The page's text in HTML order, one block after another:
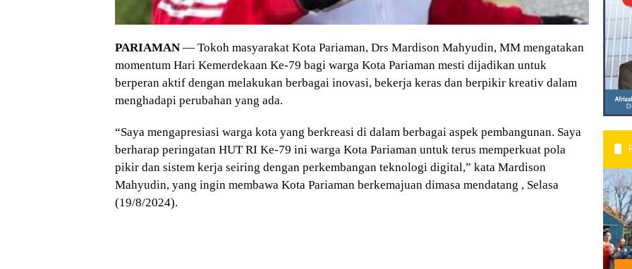
PARIAMAN — Tokoh masyarakat Kota Pariaman, Drs Mardison Mahyudin, MM mengatakan
momentum Hari Kemerdekaan Ke-79 bagi warga Kota Pariaman mesti dijadikan untuk
berperan aktif dengan melakukan berbagai inovasi, bekerja keras dan berpikir kreativ dalam
menghadapi perubahan yang ada.
“Saya mengapresiasi warga kota yang berkreasi di dalam berbagai aspek pembangunan. Saya
berharap peringatan HUT RI Ke-79 ini warga Kota Pariaman untuk terus memperkuat pola
pikir dan sistem kerja seiring dengan perkembangan teknologi digital,” kata Mardison
Mahyudin, yang ingin membawa Kota Pariaman berkemajuan dimasa mendatang , Selasa
(19/8/2024).